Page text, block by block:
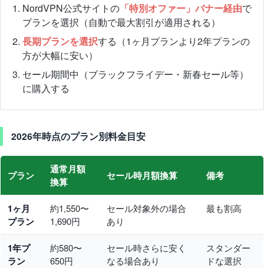
NordVPN公式サイトの 「特別オファー」バナー経由で
プランを選択（自動で最大割引が適用される）
長期プランを選択する（1ヶ月プランより2年プランの
方が大幅に安い）
セール期間中（ブラックフライデー・新春セール等）
に購入する
2026年時点のプラン別料金目安
プラン
通常月額
換算
セール時月額換算 備考
1ヶ月
プラン
約1,550〜
1,690円
セール対象外の場合
あり
最も割高
1年プ
ラン
約580〜
650円
セール時さらに安く
なる場合あり
スタンダー
ドな選択